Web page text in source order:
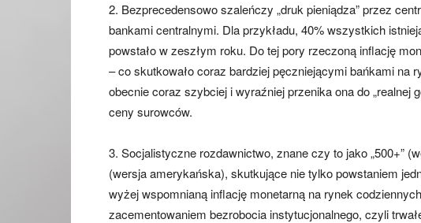
2. Bezprecedensowo szaleńczy „druk pieniądza” przez
bankami centralnymi. Dla przykładu, 40% wszystkich
powstało w zeszłym roku. Do tej pory rzeczoną inflację
– co skutkowało coraz bardziej pęczniejącymi bańkami na
obecnie coraz szybciej i wyraźniej przenika ona do „realnej
ceny surowców.
3. Socjalistyczne rozdawnictwo, znane czy to jako „500+”
(wersja amerykańska), skutkujące nie tylko powstaniem
wyżej wspomnianą inflację monetarną na rynek
zacementowaniem bezrobocia instytucjonalnego, czyli